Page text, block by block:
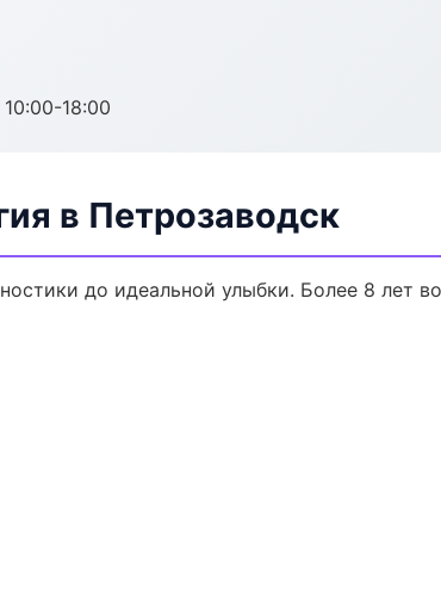
18:00
в Петрозаводск
до идеальной улыбки. Более 8 лет